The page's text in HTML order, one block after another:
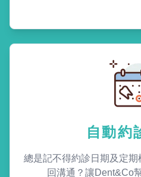
自動約
總是記不得約診日期及定
回溝通？讓Dent&Co